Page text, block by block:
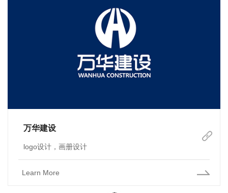
万华建设
logo设计，画册设计
Learn More